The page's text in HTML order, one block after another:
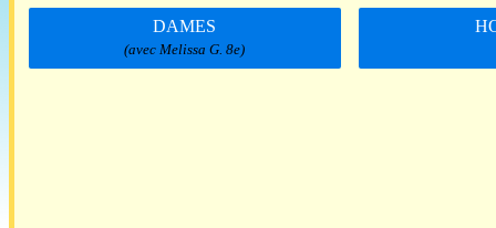
DAMES
(avec Melissa G. 8e)